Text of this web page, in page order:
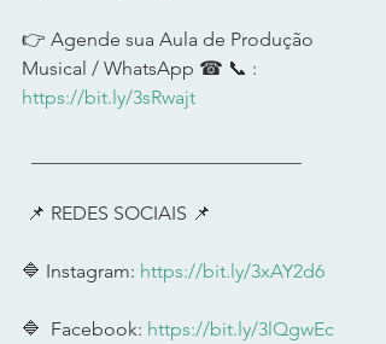
👉 Agende sua Aula de Produção
Musical / WhatsApp ☎ 📞 :
https://bit.ly/3sRwajt
📌 REDES SOCIAIS 📌
🔷 Instagram: https://bit.ly/3xAY2d6
🔷  Facebook: https://bit.ly/3lQgwEc